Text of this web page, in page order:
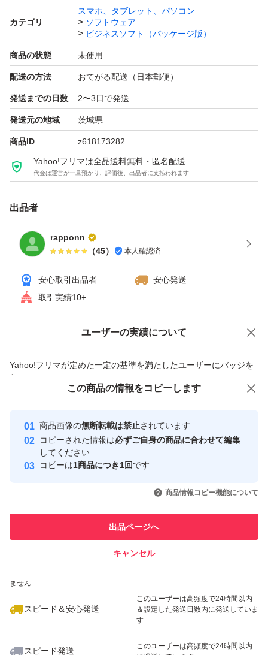
カテゴリ
スマホ、タブレット、パソコン
ソフトウェア
ビジネスソフト（パッケージ版）
商品の状態 未使用
配送の方法 おてがる配送（日本郵便）
発送までの日数 2〜3日で発送
発送元の地域 茨城県
商品ID z618173282
Yahoo!フリマは全品送料無料・匿名配送
代金は運営が一旦預かり、評価後、出品者に支払われます
出品者
rapponn
（45） 本人確認済
安心取引出品者
安心発送
取引実績10+
ユーザーの実績について
Yahoo!フリマが定めた一定の基準を満たしたユーザーにバッジを
付与しています
安心取引出品者
心・安全なユーザーです
取引実績
引を完了させた実績があります
での取引実績があります
ません
スピード＆安心発送
このユーザーは高頻度で24時間以内
＆設定した発送日数内に発送していま
す
スピード発送
このユーザーは高頻度で24時間以内
価格の相談 商品への質問
この商品の情報をコピーします
商品画像の無断転載は禁止されています
コピーされた情報は必ずご自身の商品に合わせて編集
してください
コピーは1商品につき1回です
商品情報コピー機能について
出品ページへ
キャンセル
この商品をみている人にオススメ